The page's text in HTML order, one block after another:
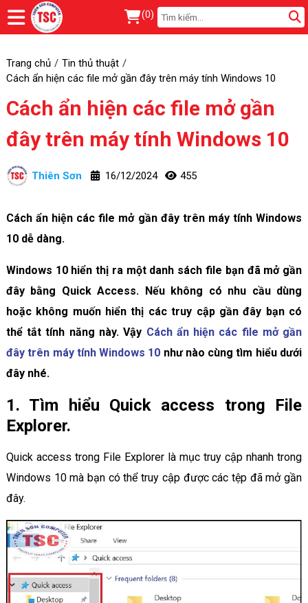
(0)
Trang chủ
Tin thủ thuật
Cách ẩn hiện các file mở gần đây trên máy tính Windows 10
Cách ẩn hiện các file mở gần
đây trên máy tính Windows 10
Thiên Sơn 16/12/2024 455
Cách ẩn hiện các file mở gần đây trên máy tính Windows
10 dễ dàng.
Windows 10 hiển thị ra một danh sách file bạn đã mở gần
đây bằng Quick Access. Nếu không có nhu cầu dùng
hoặc không muốn hiển thị các truy cập gần đây bạn có
thể tắt tính năng này. Vậy Cách ẩn hiện các file mở gần
đây trên máy tính Windows 10 như nào cùng tìm hiểu dưới
đây nhé.
1. Tìm hiểu Quick access trong File
Explorer.
Quick access trong File Explorer là mục truy cập nhanh trong
Windows 10 mà bạn có thể truy cập được các tệp đã mở gần
đây.